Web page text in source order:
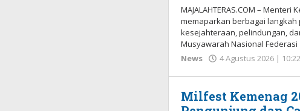
MAJALAHTERAS.COM –
memaparkan berbagai
kesejahteraan, pelindungan,
Musyawarah Nasional Federasi
News
4 Agustus 2026 |
Milfest Kemenag